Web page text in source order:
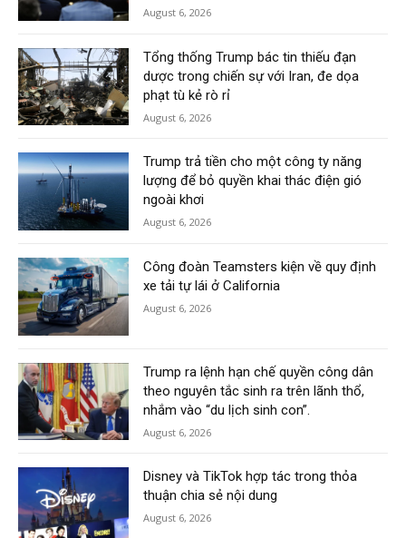
August 6, 2026
Tổng thống Trump bác tin thiếu đạn
dược trong chiến sự với Iran, đe dọa
phạt tù kẻ rò rỉ
August 6, 2026
Trump trả tiền cho một công ty năng
lượng để bỏ quyền khai thác điện gió
ngoài khơi
August 6, 2026
Công đoàn Teamsters kiện về quy định
xe tải tự lái ở California
August 6, 2026
Trump ra lệnh hạn chế quyền công dân
theo nguyên tắc sinh ra trên lãnh thổ,
nhắm vào “du lịch sinh con”.
August 6, 2026
Disney và TikTok hợp tác trong thỏa
thuận chia sẻ nội dung
August 6, 2026